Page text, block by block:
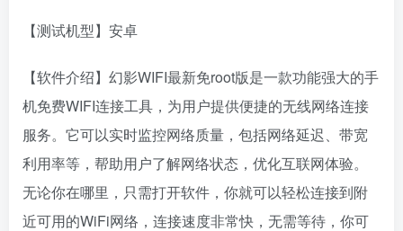
【测试机型】安卓
【软件介绍】幻影WIFI最新免root版是一款功能强大的手
机免费WIFI连接工具，为用户提供便捷的无线网络连接
服务。它可以实时监控网络质量，包括网络延迟、带宽
利用率等，帮助用户了解网络状态，优化互联网体验。
无论你在哪里，只需打开软件，你就可以轻松连接到附
近可用的WiFi网络，连接速度非常快，无需等待，你可